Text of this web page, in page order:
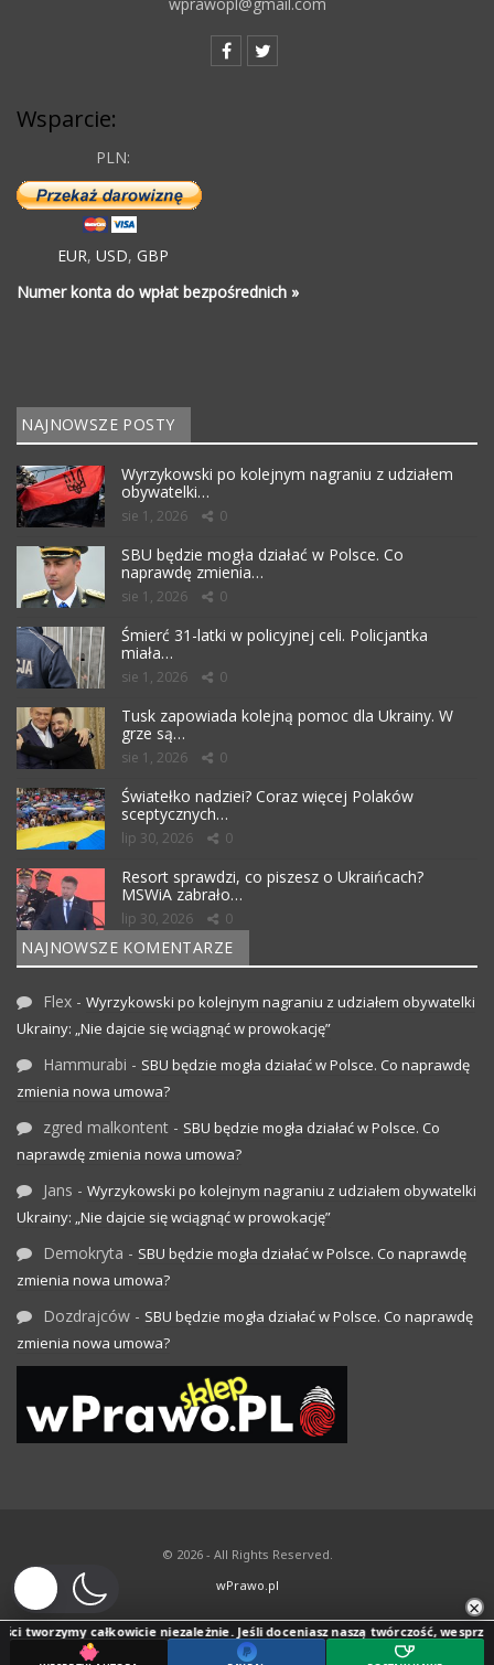
Wsparcie:
PLN:
EUR, USD, GBP
Numer konta do wpłat bezpośrednich »
NAJNOWSZE POSTY
Wyrzykowski po kolejnym nagraniu z udziałem
obywatelki…
sie 1, 2026 0
SBU będzie mogła działać w Polsce. Co
naprawdę zmienia…
sie 1, 2026 0
Śmierć 31-latki w policyjnej celi. Policjantka
miała…
sie 1, 2026 0
Tusk zapowiada kolejną pomoc dla Ukrainy. W
grze są…
sie 1, 2026 0
Światełko nadziei? Coraz więcej Polaków
sceptycznych…
lip 30, 2026 0
Resort sprawdzi, co piszesz o Ukraińcach?
MSWiA zabrało…
lip 30, 2026 0
NAJNOWSZE KOMENTARZE
Flex - Wyrzykowski po kolejnym nagraniu z udziałem obywatelki
Ukrainy: „Nie dajcie się wciągnąć w prowokację”
Hammurabi - SBU będzie mogła działać w Polsce. Co naprawdę
zmienia nowa umowa?
zgred malkontent - SBU będzie mogła działać w Polsce. Co
naprawdę zmienia nowa umowa?
Jans - Wyrzykowski po kolejnym nagraniu z udziałem obywatelki
Ukrainy: „Nie dajcie się wciągnąć w prowokację”
Demokryta - SBU będzie mogła działać w Polsce. Co naprawdę
zmienia nowa umowa?
Dozdrajców - SBU będzie mogła działać w Polsce. Co naprawdę
zmienia nowa umowa?
© 2026 - All Rights Reserved.
wPrawo.pl
×
tworzymy całkowicie niezależnie. Jeśli doceniasz naszą twórczość, wesprzyj